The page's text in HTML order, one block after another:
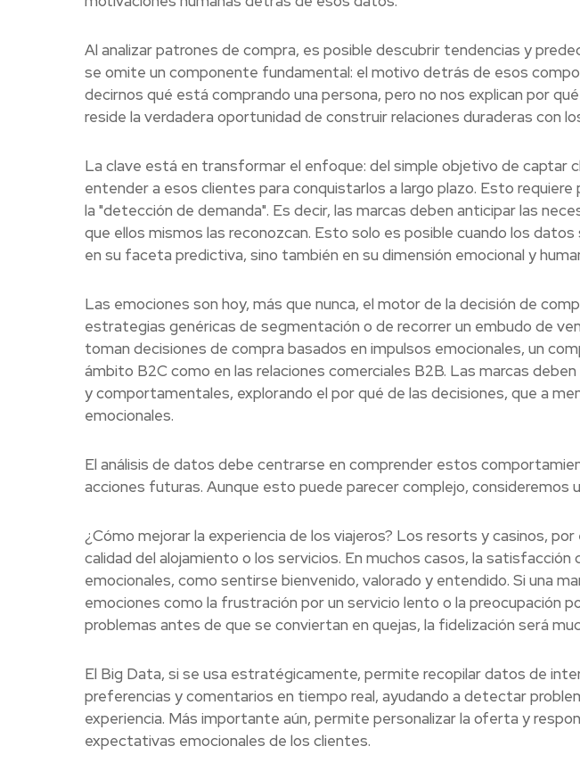
Al analizar patrones de compra, es posible descubrir tendencias y
se omite un componente fundamental: el motivo detrás de esos
decirnos qué está comprando una persona, pero no nos explican por
reside la verdadera oportunidad de construir relaciones duraderas con
La clave está en transformar el enfoque: del simple objetivo de captar
entender a esos clientes para conquistarlos a largo plazo. Esto requiere
la "detección de demanda". Es decir, las marcas deben anticipar las
que ellos mismos las reconozcan. Esto solo es posible cuando los
en su faceta predictiva, sino también en su dimensión emocional y
Las emociones son hoy, más que nunca, el motor de la decisión de
estrategias genéricas de segmentación o de recorrer un embudo de
toman decisiones de compra basados en impulsos emocionales, un
ámbito B2C como en las relaciones comerciales B2B. Las marcas
y comportamentales, explorando el por qué de las decisiones, que a
emocionales.
El análisis de datos debe centrarse en comprender estos
acciones futuras. Aunque esto puede parecer complejo, consideremos
¿Cómo mejorar la experiencia de los viajeros? Los resorts y casinos,
calidad del alojamiento o los servicios. En muchos casos, la
emocionales, como sentirse bienvenido, valorado y entendido. Si una
emociones como la frustración por un servicio lento o la preocupación
problemas antes de que se conviertan en quejas, la fidelización será
El Big Data, si se usa estratégicamente, permite recopilar datos de
preferencias y comentarios en tiempo real, ayudando a detectar
experiencia. Más importante aún, permite personalizar la oferta y
expectativas emocionales de los clientes.